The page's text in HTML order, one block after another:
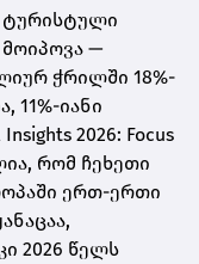
ტურისტული
—
ჭრილში 18%-
იანი
2026: Focus
რომ ჩეხეთი
ერთ-ერთი
2026 წელს